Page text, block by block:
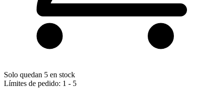
Solo quedan 5 en stock
Límites de pedido: 1 - 5